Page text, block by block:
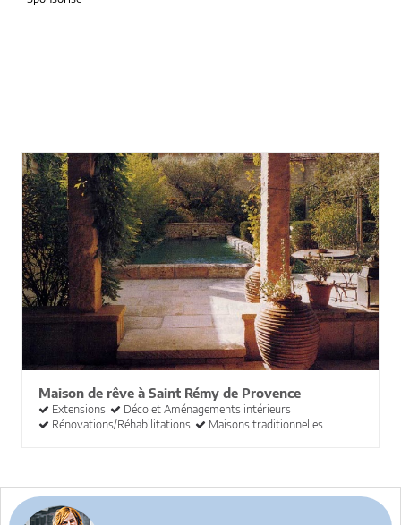
Maison de rêve à Saint Rémy de Provence
Extensions
Déco et Aménagements intérieurs
Rénovations/Réhabilitations
Maisons traditionnelles